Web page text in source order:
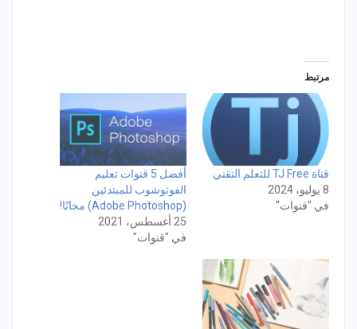
مرتبط
قناة TJ Free للتعلم التقني
8 يوليو، 2024
في "قنوات"
أفضل 5 قنوات تعليم
الفوتوشوب للمبتدئين
(Adobe Photoshop) مجانًا!
25 أغسطس، 2021
في "قنوات"